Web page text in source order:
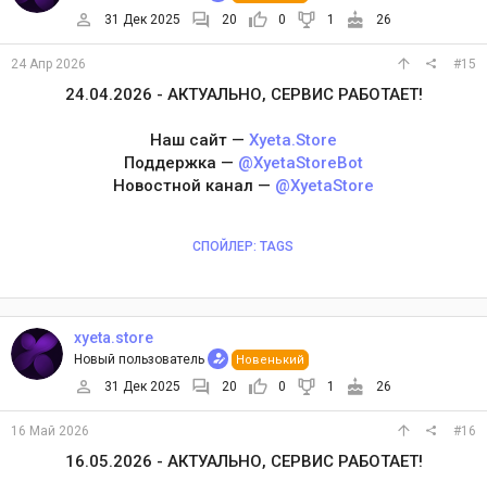
31 Дек 2025 20 0 1 26
24 Апр 2026 #15
24.04.2026 - АКТУАЛЬНО, СЕРВИС РАБОТАЕТ!
Наш сайт — Xyeta.Store
Поддержка — @XyetaStoreBot
Новостной канал — @XyetaStore
СПОЙЛЕР: TAGS
xyeta.store
Новый пользователь Новенький
31 Дек 2025 20 0 1 26
16 Май 2026 #16
16.05.2026 - АКТУАЛЬНО, СЕРВИС РАБОТАЕТ!